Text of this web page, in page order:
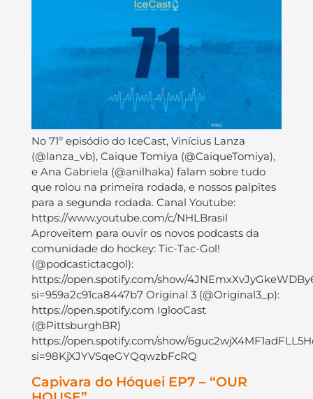
No 71º episódio do IceCast, Vinícius Lanza
(@lanza_vb), Caique Tomiya (@CaiqueTomiya),
e Ana Gabriela (@anilhaka) falam sobre tudo
que rolou na primeira rodada, e nossos palpites
para a segunda rodada. Canal Youtube:
https://www.youtube.com/c/NHLBrasil
Aproveitem para ouvir os novos podcasts da
comunidade do hockey: Tic-Tac-Gol!
(@podcastictacgol):
https://open.spotify.com/show/
si=959a2c91ca8447b7 Original 3 (@Original3_p):
https://open.spotify.com IglooCast
(@PittsburghBR)
https://open.spotify.com/show/
si=98KjXJYVSqeGYQqwzbFcRQ
Capivara do Hóquei EP7 – “OUR